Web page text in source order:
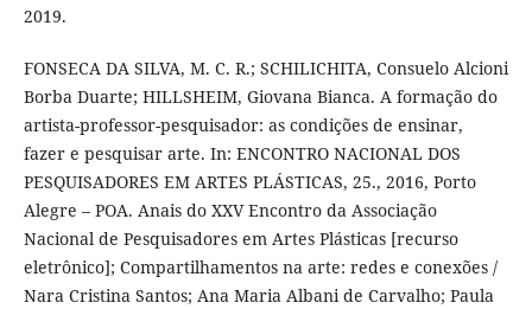
2019.
FONSECA DA SILVA, M. C. R.; SCHILICHITA, Consuelo Alcioni
Borba Duarte; HILLSHEIM, Giovana Bianca. A formação do
artista-professor-pesquisador: as condições de ensinar,
fazer e pesquisar arte. In: ENCONTRO NACIONAL DOS
PESQUISADORES EM ARTES PLÁSTICAS, 25., 2016, Porto
Alegre – POA. Anais do XXV Encontro da Associação
Nacional de Pesquisadores em Artes Plásticas [recurso
eletrônico]; Compartilhamentos na arte: redes e conexões /
Nara Cristina Santos; Ana Maria Albani de Carvalho; Paula